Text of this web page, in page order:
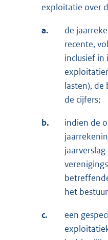
exploitatie over
a.
de
recente,
inclusief in
lasten), de
de cijfers;
b.
indien de
het
c.
een